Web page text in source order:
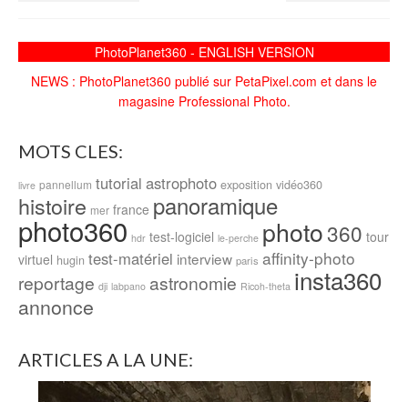
PhotoPlanet360 - ENGLISH VERSION
NEWS : PhotoPlanet360 publié sur PetaPixel.com et dans le
magasine Professional Photo.
MOTS CLES:
livre pannellum tutorial astrophoto exposition vidéo360
histoire mer france panoramique
photo360 hdr test-logiciel le-perche photo360 tour
virtuel hugin test-matériel interview paris affinity-photo
reportage dji labpano astronomie Ricoh-theta insta360
annonce
ARTICLES A LA UNE: